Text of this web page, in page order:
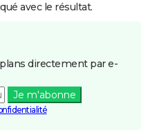
avec le résultat.
directement par e-
Je m'abonne